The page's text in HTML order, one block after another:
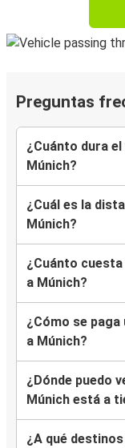
Preguntas
¿Cuánto dura
Múnich?
¿Cuál es la
Múnich?
¿Cuánto
a Múnich?
¿Cómo se
a Múnich?
¿Dónde puedo
Múnich está a
¿A qué